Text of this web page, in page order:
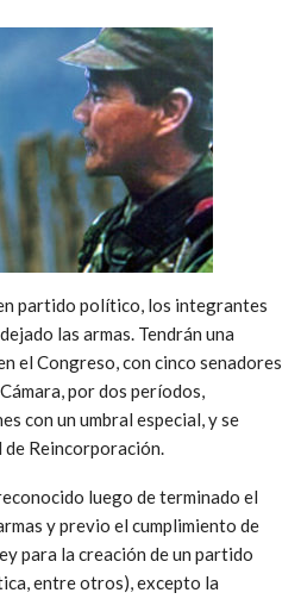
partido político, los integrantes
las armas. Tendrán una
el Congreso, con cinco senadores
por dos períodos,
con un umbral especial, y se
Reincorporación.
luego de terminado el
y previo el cumplimiento de
para la creación de un partido
entre otros), excepto la